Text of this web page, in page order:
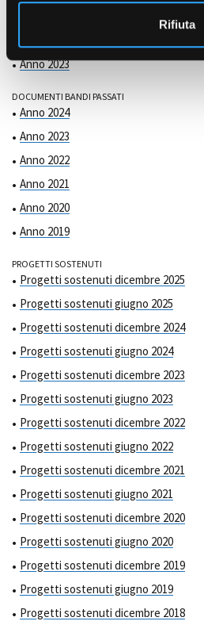
Rifiuta
Anno 2023
DOCUMENTI BANDI PASSATI
Anno 2024
Anno 2023
Anno 2022
Anno 2021
Anno 2020
Anno 2019
PROGETTI SOSTENUTI
Progetti sostenuti dicembre 2025
Progetti sostenuti giugno 2025
Progetti sostenuti dicembre 2024
Progetti sostenuti giugno 2024
Progetti sostenuti dicembre 2023
Progetti sostenuti giugno 2023
Progetti sostenuti dicembre 2022
Progetti sostenuti giugno 2022
Progetti sostenuti dicembre 2021
Progetti sostenuti giugno 2021
Progetti sostenuti dicembre 2020
Progetti sostenuti giugno 2020
Progetti sostenuti dicembre 2019
Progetti sostenuti giugno 2019
Progetti sostenuti dicembre 2018